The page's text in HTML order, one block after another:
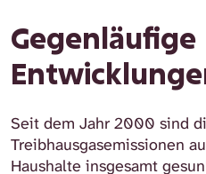
Gegenläufige
Seit dem Jahr 2000 sind
Treibhausgasemissionen
Haushalte insgesamt